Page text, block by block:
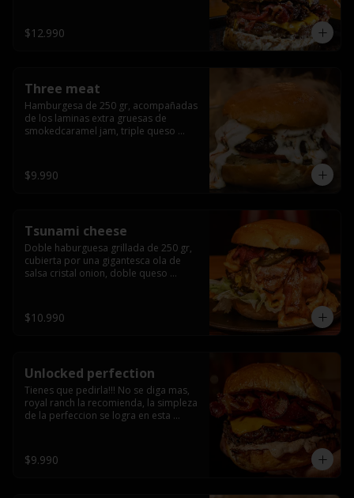
$12.990
Three meat
Hamburgesa de 250 gr, acompañadas
de los laminas extra gruesas de
smokedcaramel jam, triple queso
$9.990
Tsunami cheese
Doble haburguesa grillada de 250 gr,
cubierta por una gigantesca ola de
salsa cristal onion, doble queso
grill y los mas ricos jalapeños
jalapeños de todo texas.
$10.990
Unlocked perfection
Tienes que pedirla!!! No se diga mas,
royal ranch la recomienda, la simpleza
de la perfeccion se logra en esta
bacon secret sause, y tocino (se
recomienda con coccion 3/4).
$9.990